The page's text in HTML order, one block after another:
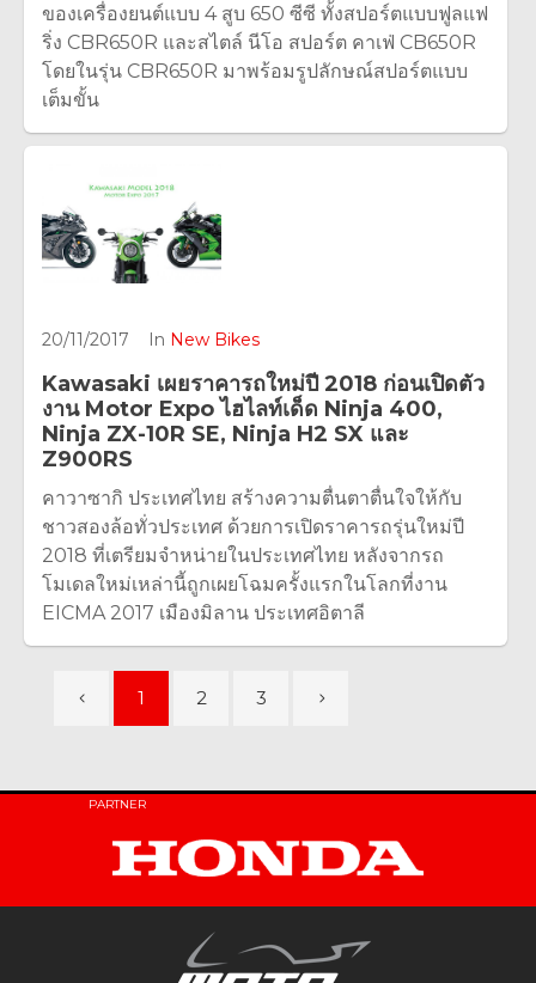
ของเครื่องยนต์แบบ 4 สูบ 650 ซีซี ทั้งสปอร์ตแบบฟูลแฟ
ริ่ง CBR650R และสไตล์ นีโอ สปอร์ต คาเฟ่ CB650R
โดยในรุ่น CBR650R มาพร้อมรูปลักษณ์สปอร์ตแบบ
เต็มขั้น
20/11/2017 In New Bikes
Kawasaki เผยราคารถใหม่ปี 2018 ก่อนเปิดตัว
งาน Motor Expo ไฮไลท์เด็ด Ninja 400,
Ninja ZX-10R SE, Ninja H2 SX และ
Z900RS
คาวาซากิ ประเทศไทย สร้างความตื่นตาตื่นใจให้กับ
ชาวสองล้อทั่วประเทศ ด้วยการเปิดราคารถรุ่นใหม่ปี
2018 ที่เตรียมจำหน่ายในประเทศไทย หลังจากรถ
โมเดลใหม่เหล่านี้ถูกเผยโฉมครั้งแรกในโลกที่งาน
EICMA 2017 เมืองมิลาน ประเทศอิตาลี
1 2 3
PARTNER